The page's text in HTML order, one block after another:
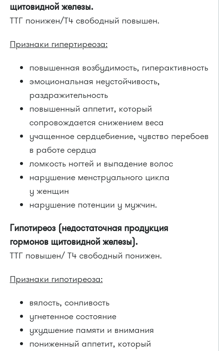
щитовидной железы.
ТТГ понижен/Т4 свободный повышен.
Признаки гипертиреоза:
повышенная возбудимость, гиперактивность
эмоциональная неустойчивость,
раздражительность
повышенный аппетит, который
сопровождается снижением веса
учащенное сердцебиение, чувство перебоев
в работе сердца
ломкость ногтей и выпадение волос
нарушение менструального цикла
у женщин
нарушение потенции у мужчин.
Гипотиреоз (недостаточная продукция
гормонов щитовидной железы).
ТТГ повышен/ Т4 свободный понижен.
Признаки гипотиреоза:
вялость, сонливость
угнетенное состояние
ухудшение памяти и внимания
пониженный аппетит, который